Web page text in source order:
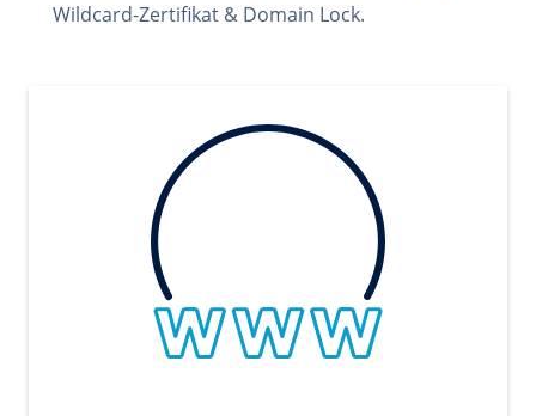
Wildcard-Zertifikat & Domain Lock.